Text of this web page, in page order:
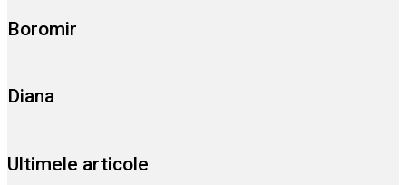
Boromir
Diana
Ultimele articole